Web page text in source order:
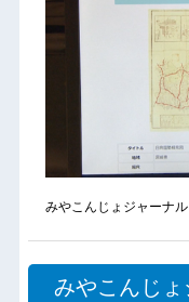
みやこんじょジャーナル
みやこんじ